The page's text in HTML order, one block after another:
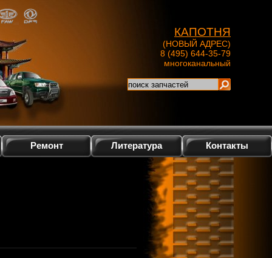
КАПОТНЯ
(НОВЫЙ АДРЕС)
8 (495) 644-35-79
многоканальный
Ремонт Литература Контакты